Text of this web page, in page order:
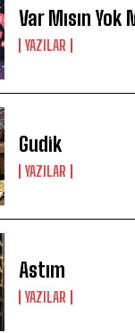
Var Mısın Yok
YAZILAR
Gudik
YAZILAR
Astım
YAZILAR